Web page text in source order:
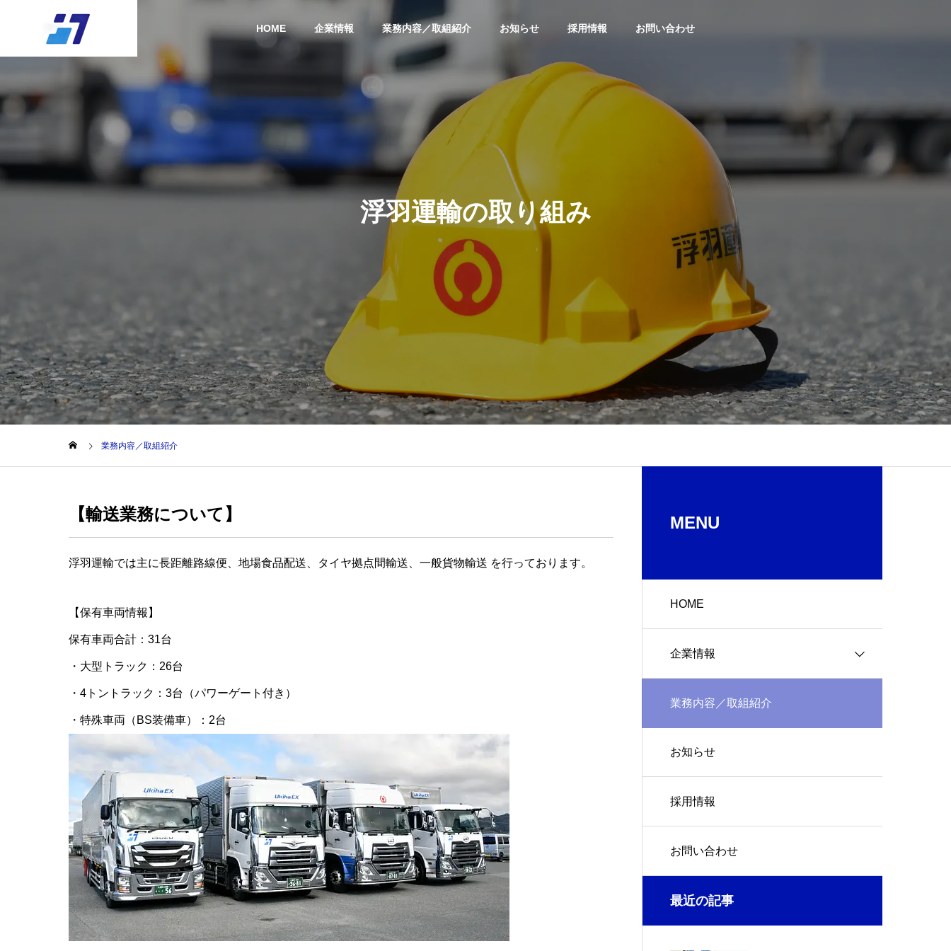
HOME 企業情報 業務内容／取組紹介 お知らせ 採用情報 お問い合わせ
COMPANY
ABOUT
会社概要
HISTORY
沿革
PHILOSPOHY
企業理念
GROUP COMPANY
グループ紹介
ACCESS
アクセス
浮羽運輸の取り組み
業務内容／取組紹介
【輸送業務について】
浮羽運輸では主に長距離路線便、地場食品配送、タイヤ拠点間輸送、一般貨物輸送 を行っております。
【保有車両情報】
保有車両合計：31台
・大型トラック：26台
・4トントラック：3台（パワーゲート付き）
・特殊車両（BS装備車）：2台
MENU
HOME
企業情報
会社概要
沿革
企業理念
代表挨拶
GROUP
業務内容／取組紹介
お知らせ
採用情報
お問い合わせ
最近の記事